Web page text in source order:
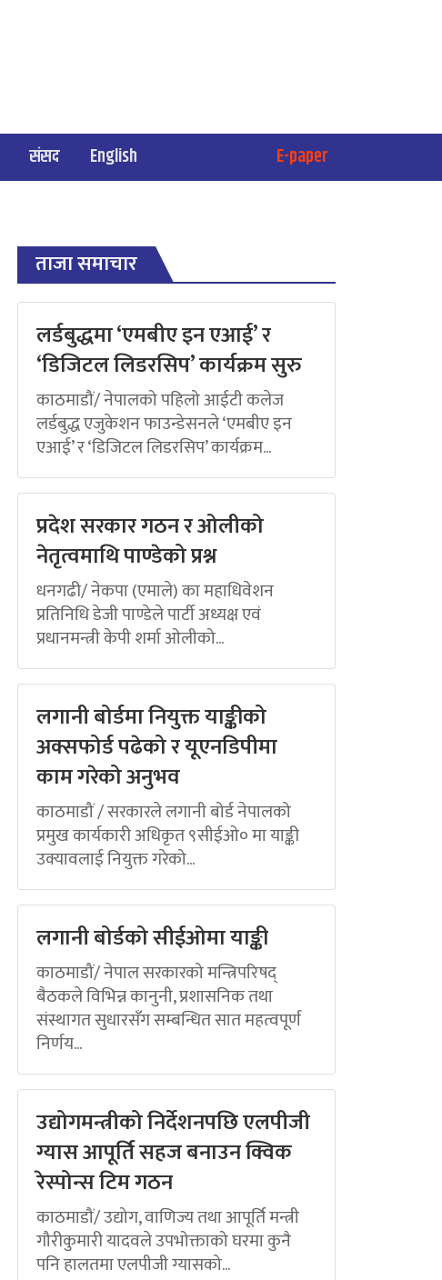
संसद English E-paper
ताजा समाचार
लर्डबुद्धमा ‘एमबीए इन एआई’ र
‘डिजिटल लिडरसिप’ कार्यक्रम सुरु
काठमाडौं/ नेपालको पहिलो आईटी कलेज
लर्डबुद्ध एजुकेशन फाउन्डेसनले ‘एमबीए इन
एआई’ र ‘डिजिटल लिडरसिप’ कार्यक्रम...
प्रदेश सरकार गठन र ओलीको
नेतृत्वमाथि पाण्डेको प्रश्न
धनगढी/ नेकपा (एमाले) का महाधिवेशन
प्रतिनिधि डेजी पाण्डेले पार्टी अध्यक्ष एवं
प्रधानमन्त्री केपी शर्मा ओलीको...
लगानी बोर्डमा नियुक्त याङ्कीको
अक्सफोर्ड पढेको र यूएनडिपीमा
काम गरेको अनुभव
काठमाडौं / सरकारले लगानी बोर्ड नेपालको
प्रमुख कार्यकारी अधिकृत ९सीईओ० मा याङ्की
उक्यावलाई नियुक्त गरेको...
लगानी बोर्डको सीईओमा याङ्की
काठमाडौं/ नेपाल सरकारको मन्त्रिपरिषद्
बैठकले विभिन्न कानुनी, प्रशासनिक तथा
संस्थागत सुधारसँग सम्बन्धित सात महत्वपूर्ण
निर्णय...
उद्योगमन्त्रीको निर्देशनपछि एलपीजी
ग्यास आपूर्ति सहज बनाउन क्विक
रेस्पोन्स टिम गठन
काठमाडौं/ उद्योग, वाणिज्य तथा आपूर्ति मन्त्री
गौरीकुमारी यादवले उपभोक्ताको घरमा कुनै
पनि हालतमा एलपीजी ग्यासको...